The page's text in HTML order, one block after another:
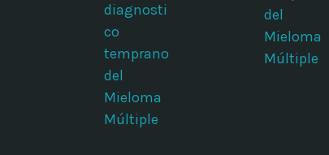
diagnosti
co
temprano
del
Mieloma
Múltiple
del
Mieloma
Múltiple